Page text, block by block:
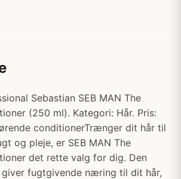
Sebastian SEB MAN The
(250 ml). Kategori: Hår. Pris:
conditionerTrænger dit hår til
og pleje, er SEB MAN The
det rette valg for dig. Den
giver fugtgivende næring til dit hår,